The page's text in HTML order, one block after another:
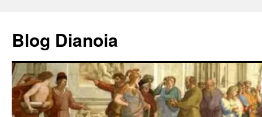
contenido
Blog Dianoia